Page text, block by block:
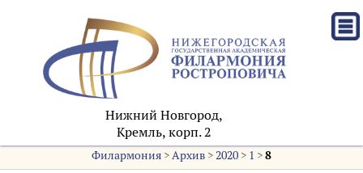
Нижний Новгород,
Кремль, корп. 2
Филармония>Архив>2020> 1 >8